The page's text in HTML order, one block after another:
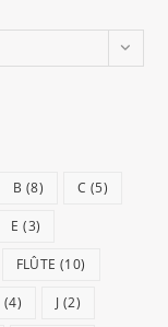
B (8) C (5)
E (3)
FLÛTE (10)
(4) J (2)